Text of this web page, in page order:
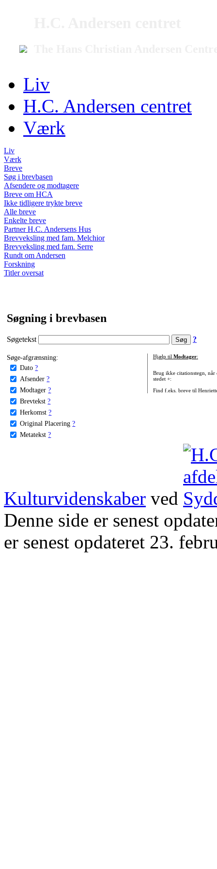
Liv
H.C. Andersen centret
Værk
Liv
Værk
Breve
Søg i brevbasen
Afsendere og modtagere
Breve om HCA
Ikke tidligere trykte breve
Alle breve
Enkelte breve
Partner H.C. Andersens Hus
Brevveksling med fam. Melchior
Brevveksling med fam. Serre
Rundt om Andersen
Forskning
Titler oversat
Søgning i brevbasen
Søgetekst ?
Søge-afgrænsning:
Dato ?
Afsender ?
Modtager ?
Brevtekst ?
Herkomst ?
Original Placering ?
Metatekst ?
Hjælp til Modtager:
Brug ikke citationstegn, når
stedet +:
Find f.eks. breve til
Kulturvidenskaber ved
Denne side er senest
er senest opdateret 23.